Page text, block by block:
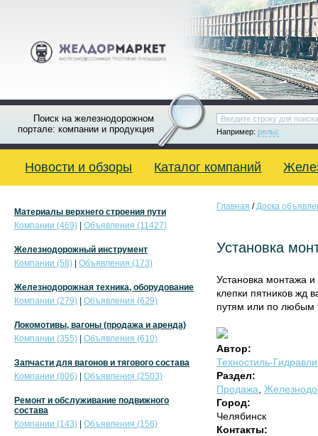
Поиск на железнодорожном
портале: компании и продукция
Например: рельс
Новости и обзоры Каталог компаний
Главная /Доска
Установка
Установка монтажа и
клепки пятников жд
путям или по любым
Автор:
Техностиль-
Раздел:
Продажа
Город:
Челябинск
Контакты:
Материалы верхнего строения пути
Компании (469)
Объявления (11427)
Железнодорожный инструмент
Компании (58)
Объявления (173)
Железнодорожная техника, оборудование
Компании (279)
Объявления (629)
Локомотивы, вагоны (продажа и аренда)
Компании (355)
Объявления (610)
Запчасти для вагонов и тягового состава
Компании (806)
Объявления (2503)
Ремонт и обслуживание подвижного
состава
Компании (143)
Объявления (156)